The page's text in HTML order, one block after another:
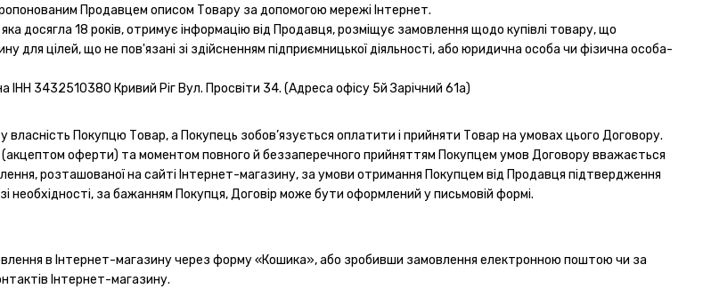
Продавцем описом Товару за допомогою мережі Інтернет.
досягла 18 років, отримує інформацію від Продавця, розміщує замовлення щодо купівлі товару, що
для цілей, що не пов'язані зі здійсненням підприємницької діяльності, або юридична особа чи фізична особа-
ІНН 3432510380 Кривий Ріг Вул. Просвіти 34. (Адреса офісу 5й Зарічний 61а)
власність Покупцю Товар, а Покупець зобов’язується оплатити і прийняти Товар на умовах цього Договору.
оферти) та моментом повного й беззаперечного прийняттям Покупцем умов Договору вважається
розташованої на сайті Інтернет-магазину, за умови отримання Покупцем від Продавця підтвердження
необхідності, за бажанням Покупця, Договір може бути оформлений у письмовій формі.
в Інтернет-магазину через форму «Кошика», або зробивши замовлення електронною поштою чи за
Інтернет-магазину.